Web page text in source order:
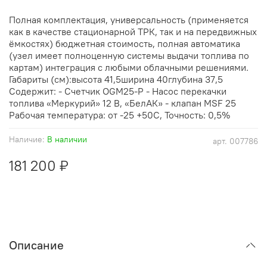
арт. 007786
Наличие: В наличии
181 200 ₽
Полная комплектация, универсальность (применяется
как в качестве стационарной ТРК, так и на передвижных
ёмкостях) бюджетная стоимость, полная автоматика
(узел имеет полноценную системы выдачи топлива по
картам) интеграция с любыми облачными решениями.
Габариты (см):высота 41,5ширина 40глубина 37,5
Содержит: - Счетчик OGM25-P - Насос перекачки
топлива «Меркурий» 12 В, «БелАК» - клапан MSF 25
Рабочая температура: от -25 +50С, Точность: 0,5%
Описание